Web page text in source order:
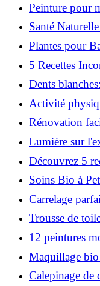
Peinture pour
possible?
Santé
Plantes pour
votre Terrasse
5 Recettes
des huiles
Dents
ingrédients
Activité
compte pour
Rénovation
parquet
Lumière sur
concevoir et
Découvrez 5
vera pour votre
Soins Bio à
Chouchouter
Carrelage
facilement!
Trousse de
pour moins de
12 peintures
Découvrez les
Maquillage
s'équiper pour
Calepinage de